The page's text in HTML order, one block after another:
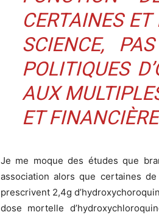
CERTAINES
SCIENCE,
POLITIQUES
AUX
ET
Je me moque des études que
association alors que certaines
prescrivent 2,4g
dose mortelle